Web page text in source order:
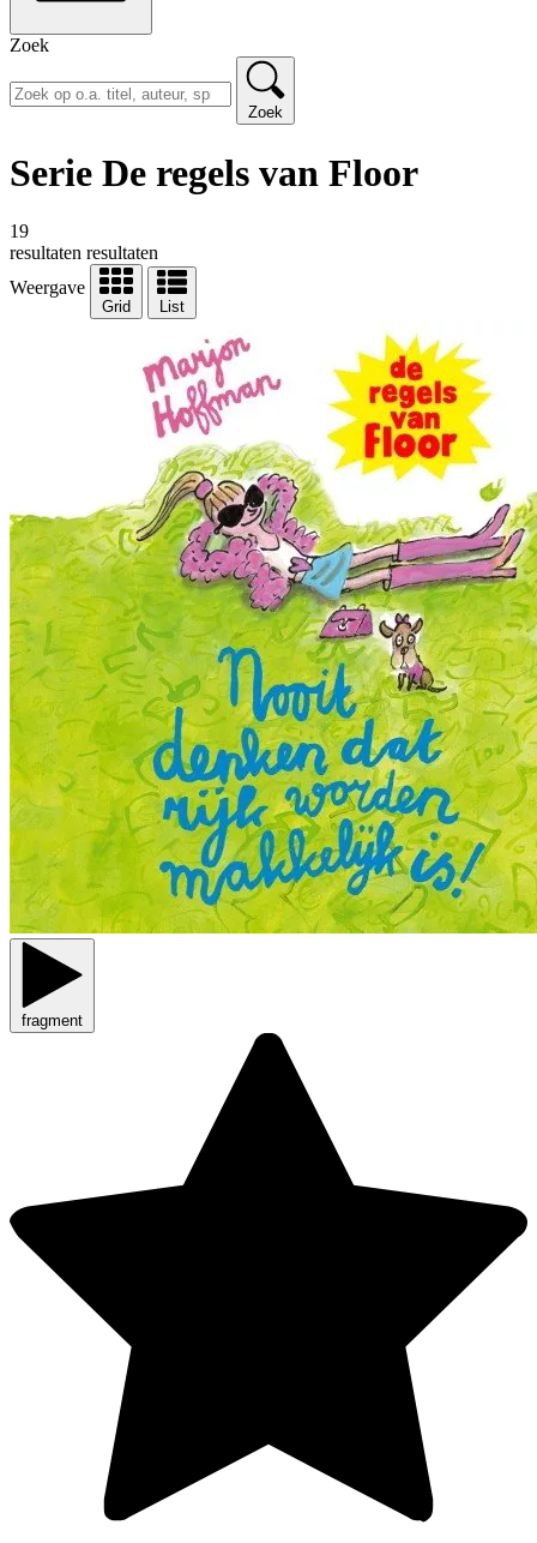
Zoek
Zoek
Serie De regels van Floor
19
resultaten resultaten
Weergave
Grid List
fragment